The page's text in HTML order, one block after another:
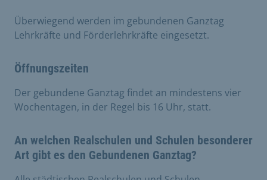
Überwiegend werden im gebundenen Ganztag
Lehrkräfte und Förderlehrkräfte eingesetzt.
Öffnungszeiten
Der gebundene Ganztag findet an mindestens vier
Wochentagen, in der Regel bis 16 Uhr, statt.
An welchen Realschulen und Schulen besonderer
Art gibt es den Gebundenen Ganztag?